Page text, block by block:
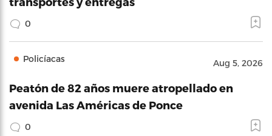
0
Policíacas Aug 5, 2026
Peatón de 82 años muere atropellado en
avenida Las Américas de Ponce
0